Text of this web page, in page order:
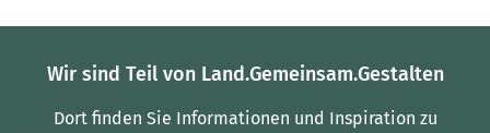
Wir sind Teil von Land.Gemeinsam.Gestalten
Dort finden Sie Informationen und Inspiration zu